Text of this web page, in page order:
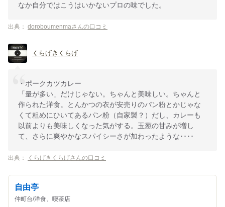
なか自分ではこうはいかないプロの味でした。
出典： doroboumenmaさんの口コミ
くらげきくらげ
・ポークカツカレー
「量が多い」だけじゃない。ちゃんと美味しい。ちゃんと
作られた洋食。とんかつの衣が安売りのパン粉とかじゃな
くて粗めにひいてあるパン粉（自家製？）だし、カレーも
以前よりも美味しくなった気がする。玉葱の甘みが増し
て、さらに爽やかなスパイシーさが加わったような････
出典： くらげきくらげさんの口コミ
自由亭
仲町台/洋食、喫茶店